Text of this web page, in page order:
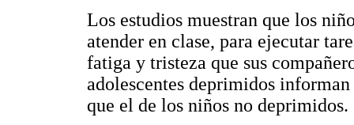
Los estudios muestran que los
atender en clase, para ejecutar
fatiga y tristeza que sus
adolescentes deprimidos
que el de los niños no deprimidos.